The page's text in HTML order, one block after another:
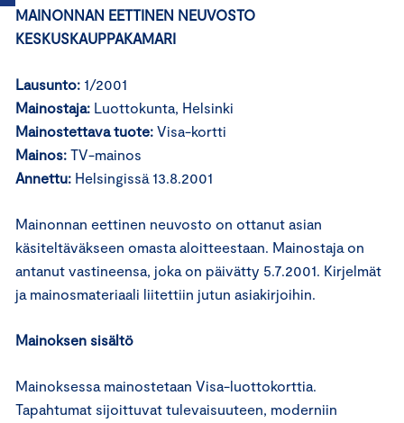
MAINONNAN EETTINEN NEUVOSTO
KESKUSKAUPPAKAMARI
Lausunto: 1/2001
Mainostaja: Luottokunta, Helsinki
Mainostettava tuote: Visa-kortti
Mainos: TV-mainos
Annettu: Helsingissä 13.8.2001
Mainonnan eettinen neuvosto on ottanut asian
käsiteltäväkseen omasta aloitteestaan. Mainostaja on
antanut vastineensa, joka on päivätty 5.7.2001. Kirjelmät
ja mainosmateriaali liitettiin jutun asiakirjoihin.
Mainoksen sisältö
Mainoksessa mainostetaan Visa-luottokorttia.
Tapahtumat sijoittuvat tulevaisuuteen, moderniin